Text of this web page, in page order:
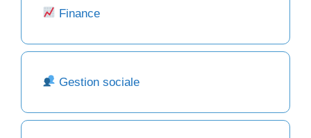
Finance
Gestion sociale